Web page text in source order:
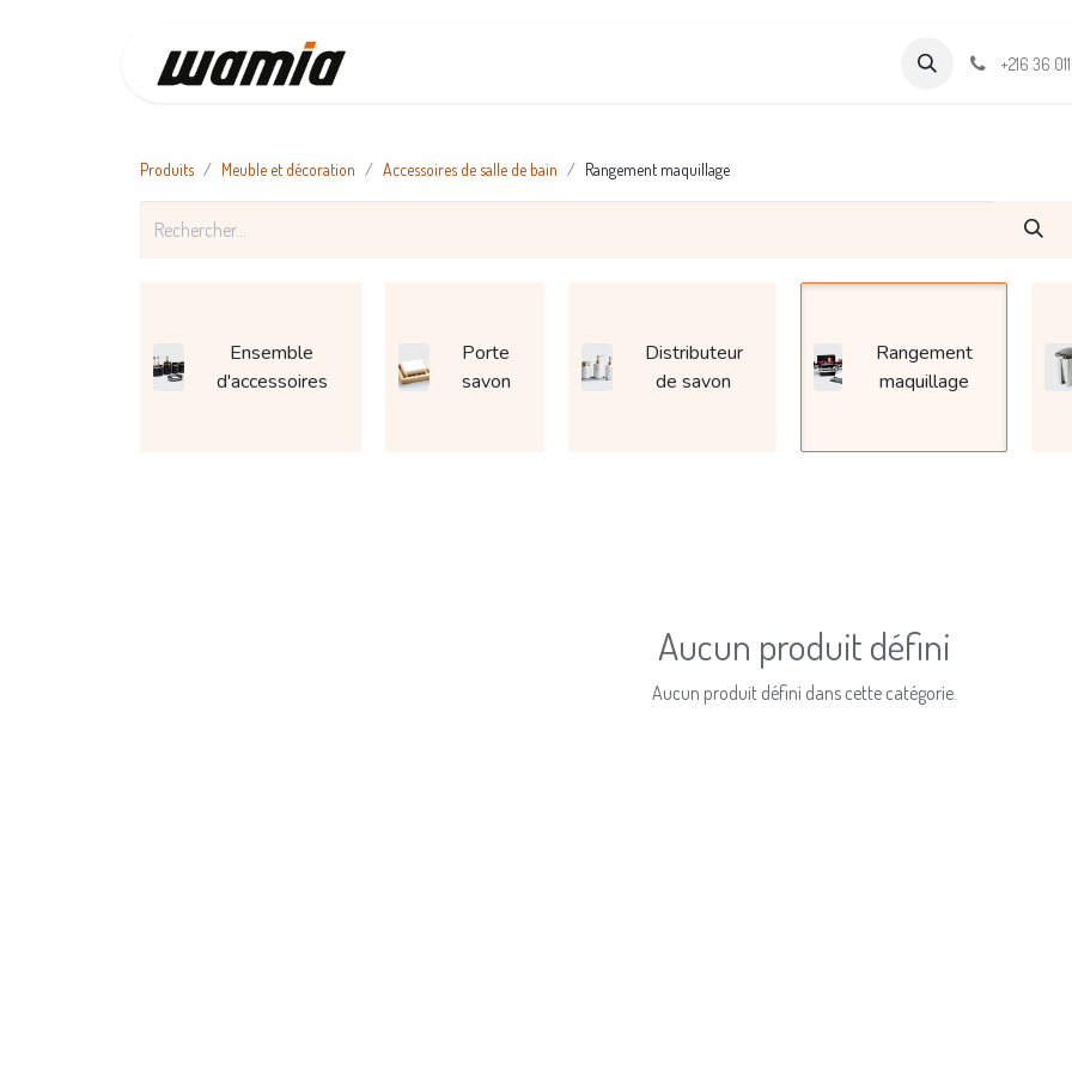
Wamia Marketpalce+216 36
Produits Meuble et décoration Accessoires de salle de bain Rangement maquillage
Ensemble
d'accessoires
Porte
savon
Distributeur
de savon
Rangement
maquillage
Aucun produit défini
Aucun produit défini dans cette catégorie.